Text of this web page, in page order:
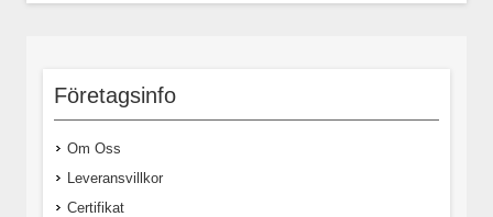
Företagsinfo
Om Oss
Leveransvillkor
Certifikat